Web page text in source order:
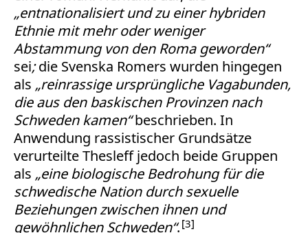
„entnationalisiert und zu einer hybriden
Ethnie mit mehr oder weniger
Abstammung von den Roma geworden“
sei;die Svenska Romers wurden hingegen
als „reinrassige ursprüngliche Vagabunden,
die aus den baskischen Provinzen nach
Schweden kamen“beschrieben. In
Anwendung rassistischer Grundsätze
verurteilte Thesleff jedoch beide Gruppen
als „eine biologische Bedrohung für die
schwedische Nation durch sexuelle
Beziehungen zwischen ihnen und
gewöhnlichen Schweden“. 3